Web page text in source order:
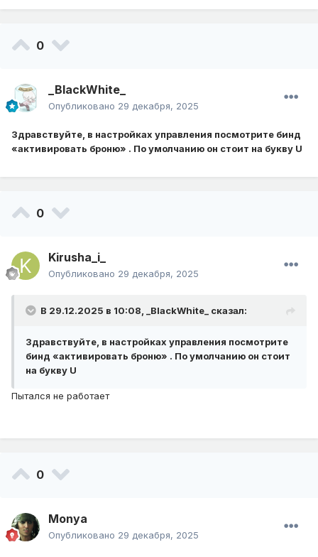
0
_BlackWhite_
Опубликовано 29 декабря, 2025
Здравствуйте, в настройках управления посмотрите бинд
«активировать броню» . По умолчанию он стоит на букву U
0
Kirusha_i_
Опубликовано 29 декабря, 2025
В 29.12.2025 в 10:08, _BlackWhite_ сказал:
Здравствуйте, в настройках управления посмотрите
бинд «активировать броню» . По умолчанию он стоит
на букву U
Пытался не работает
0
Monya
Опубликовано 29 декабря, 2025